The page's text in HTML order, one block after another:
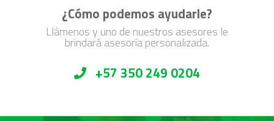
¿Cómo podemos ayudarle?
Llámenos y uno de nuestros asesores le
brindará asesoría personalizada.
+57 350 249 0204